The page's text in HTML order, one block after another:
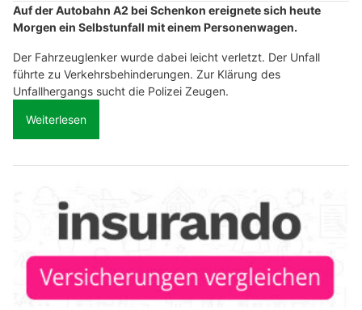
Auf der Autobahn A2 bei Schenkon ereignete sich heute
Morgen ein Selbstunfall mit einem Personenwagen.
Der Fahrzeuglenker wurde dabei leicht verletzt. Der Unfall
führte zu Verkehrsbehinderungen. Zur Klärung des
Unfallhergangs sucht die Polizei Zeugen.
Weiterlesen